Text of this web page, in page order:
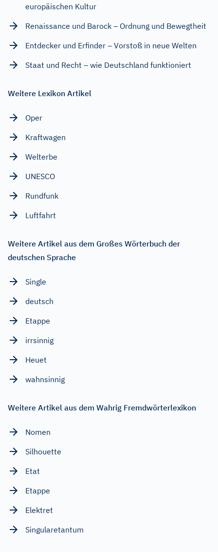
europäischen Kultur
Renaissance und Barock – Ordnung und Bewegtheit
Entdecker und Erfinder – Vorstoß in neue Welten
Staat und Recht – wie Deutschland funktioniert
Weitere Lexikon Artikel
Oper
Kraftwagen
Welterbe
UNESCO
Rundfunk
Luftfahrt
Weitere Artikel aus dem Großes Wörterbuch der
deutschen Sprache
Single
deutsch
Etappe
irrsinnig
Heuet
wahnsinnig
Weitere Artikel aus dem Wahrig Fremdwörterlexikon
Nomen
Silhouette
Etat
Etappe
Elektret
Singularetantum